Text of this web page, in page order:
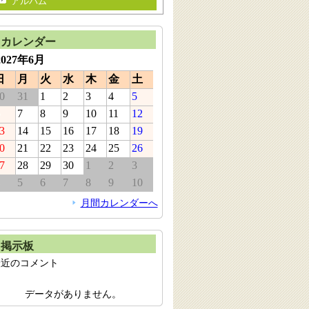
カレンダー
年6月
月 火 水 木 金
土
31 1 2 3 4
5
7 8 9 10 11
12
14 15 16 17 18
19
21 22 23 24 25
26
28 29 30 1 2
3
5 6 7 8 9 10
月間カレンダーへ
掲示板
のコメント
データがありません。